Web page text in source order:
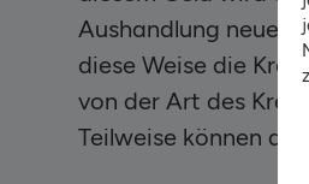
Aushandlung neuer
diese Weise die
von der Art des
Teilweise können